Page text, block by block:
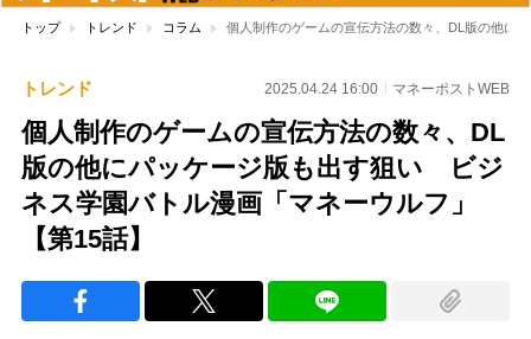
トップ トレンド コラム 個人制作のゲームの宣伝方法の数々、DL版の他に
トレンド 2025.04.24 16:00 マネーポストWEB
個人制作のゲームの宣伝方法の数々、DL
版の他にパッケージ版も出す狙い ビジ
ネス学園バトル漫画「マネーウルフ」
【第15話】